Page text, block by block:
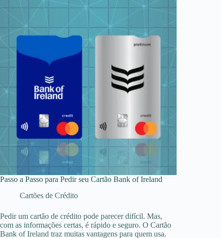
Passo a Passo para Pedir seu Cartão Bank of Ireland
Cartões de Crédito
Pedir um cartão de crédito pode parecer difícil. Mas,
com as informações certas, é rápido e seguro. O Cartão
Bank of Ireland traz muitas vantagens para quem usa.